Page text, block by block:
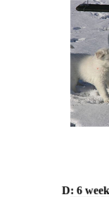
D: 6